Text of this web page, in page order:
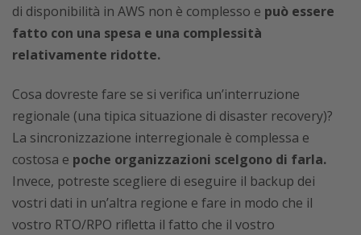
di disponibilità in AWS non è complesso e può essere
fatto con una spesa e una complessità
relativamente ridotte.
Cosa dovreste fare se si verifica un’interruzione
regionale (una tipica situazione di disaster recovery)?
La sincronizzazione interregionale è complessa e
costosa e poche organizzazioni scelgono di farla.
Invece, potreste scegliere di eseguire il backup dei
vostri dati in un’altra regione e fare in modo che il
vostro RTO/RPO rifletta il fatto che il vostro